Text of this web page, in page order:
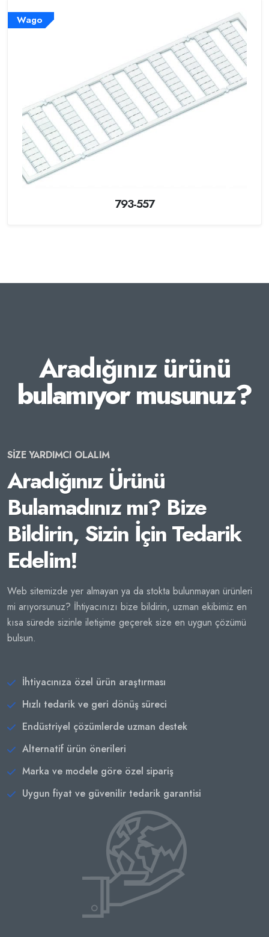
Wago
793-557
Aradığınız ürünü
bulamıyor musunuz?
SİZE YARDIMCI OLALIM
Aradığınız Ürünü
Bulamadınız mı? Bize
Bildirin, Sizin İçin Tedarik
Edelim!
Web sitemizde yer almayan ya da stokta bulunmayan ürünleri
mi arıyorsunuz? İhtiyacınızı bize bildirin, uzman ekibimiz en
kısa sürede sizinle iletişime geçerek size en uygun çözümü
bulsun.
İhtiyacınıza özel ürün araştırması
Hızlı tedarik ve geri dönüş süreci
Endüstriyel çözümlerde uzman destek
Alternatif ürün önerileri
Marka ve modele göre özel sipariş
Uygun fiyat ve güvenilir tedarik garantisi